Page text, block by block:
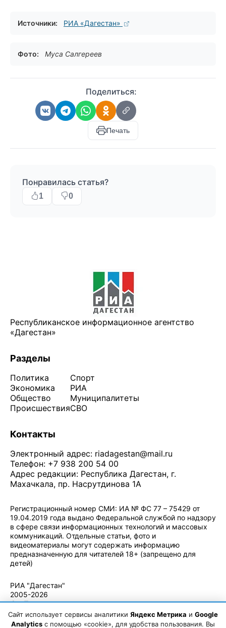
Источники: РИА «Дагестан»
Фото: Муса Салгереев
Поделиться:
Печать
Понравилась статья?
1 0
Республиканское информационное агентство
«Дагестан»
Разделы
Политика
Экономика
Общество
Происшествия
Спорт
РИА
Муниципалитеты
СВО
Контакты
Электронный адрес: riadagestan@mail.ru
Телефон: +7 938 200 54 00
Адрес редакции: Республика Дагестан, г.
Махачкала, пр. Насрутдинова 1А
Регистрационный номер СМИ: ИА № ФС 77 – 75429 от
19.04.2019 года выдано Федеральной службой по надзору
в сфере связи информационных технологий и массовых
коммуникаций. Отдельные статьи, фото и
видеоматериалы могут содержать информацию
предназначенную для читателей 18+ (запрещено для
детей)
РИА "Дагестан"
2005-2026
© - Правила
использования
материалов.
Сайт использует сервисы аналитики Яндекс Метрика и Google
Analytics с помощью «cookie», для удобства пользования. Вы